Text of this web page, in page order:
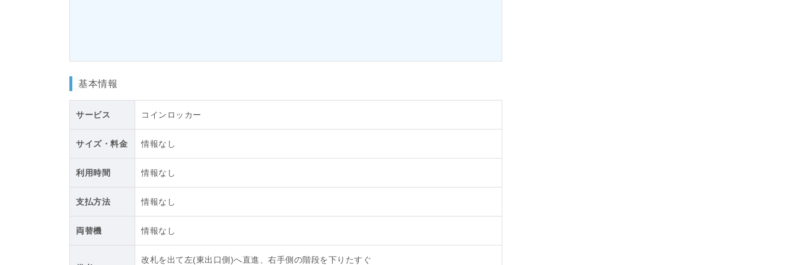
基本情報
サービス コインロッカー
サイズ・料金 情報なし
利用時間 情報なし
支払方法 情報なし
両替機 情報なし
改札を出て左(東出口側)へ直進、右手側の階段を下りたすぐ